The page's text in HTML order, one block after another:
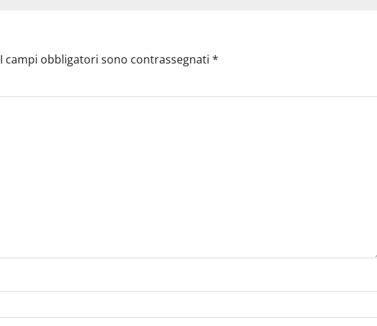
I campi obbligatori sono contrassegnati *